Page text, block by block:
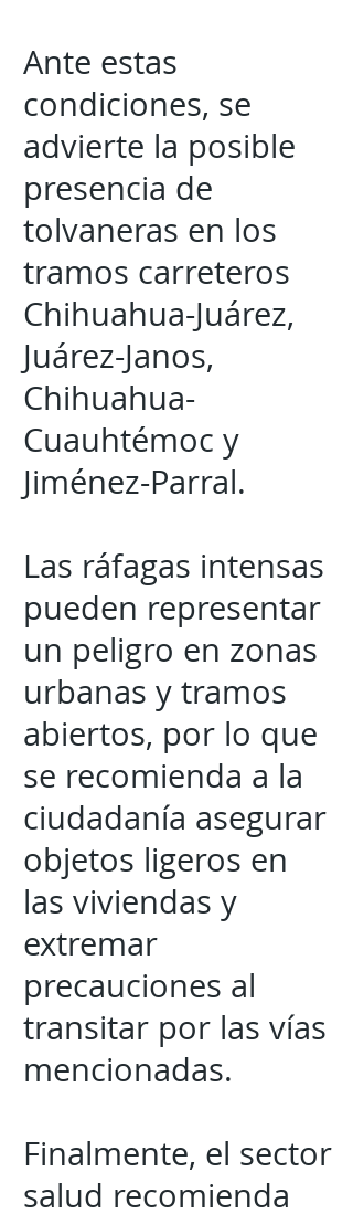
Ante estas
condiciones, se
advierte la posible
presencia de
tolvaneras en los
tramos carreteros
Chihuahua-Juárez,
Juárez-Janos,
Chihuahua-
Cuauhtémoc y
Jiménez-Parral.
Las ráfagas intensas
pueden representar
un peligro en zonas
urbanas y tramos
abiertos, por lo que
se recomienda a la
ciudadanía asegurar
objetos ligeros en
las viviendas y
extremar
precauciones al
transitar por las vías
mencionadas.
Finalmente, el sector
salud recomienda